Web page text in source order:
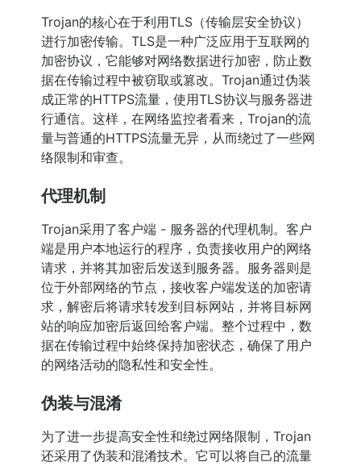
Trojan的核心在于利用TLS（传输层安全协议）
进行加密传输。TLS是一种广泛应用于互联网的
加密协议，它能够对网络数据进行加密，防止数
据在传输过程中被窃取或篡改。Trojan通过伪装
成正常的HTTPS流量，使用TLS协议与服务器进
行通信。这样，在网络监控者看来，Trojan的流
量与普通的HTTPS流量无异，从而绕过了一些网
络限制和审查。
代理机制
Trojan采用了客户端 - 服务器的代理机制。客户
端是用户本地运行的程序，负责接收用户的网络
请求，并将其加密后发送到服务器。服务器则是
位于外部网络的节点，接收客户端发送的加密请
求，解密后将请求转发到目标网站，并将目标网
站的响应加密后返回给客户端。整个过程中，数
据在传输过程中始终保持加密状态，确保了用户
的网络活动的隐私性和安全性。
伪装与混淆
为了进一步提高安全性和绕过网络限制，Trojan
还采用了伪装和混淆技术。它可以将自己的流量